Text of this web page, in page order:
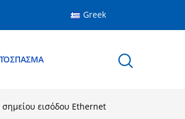
Greek
εισόδου Ethernet